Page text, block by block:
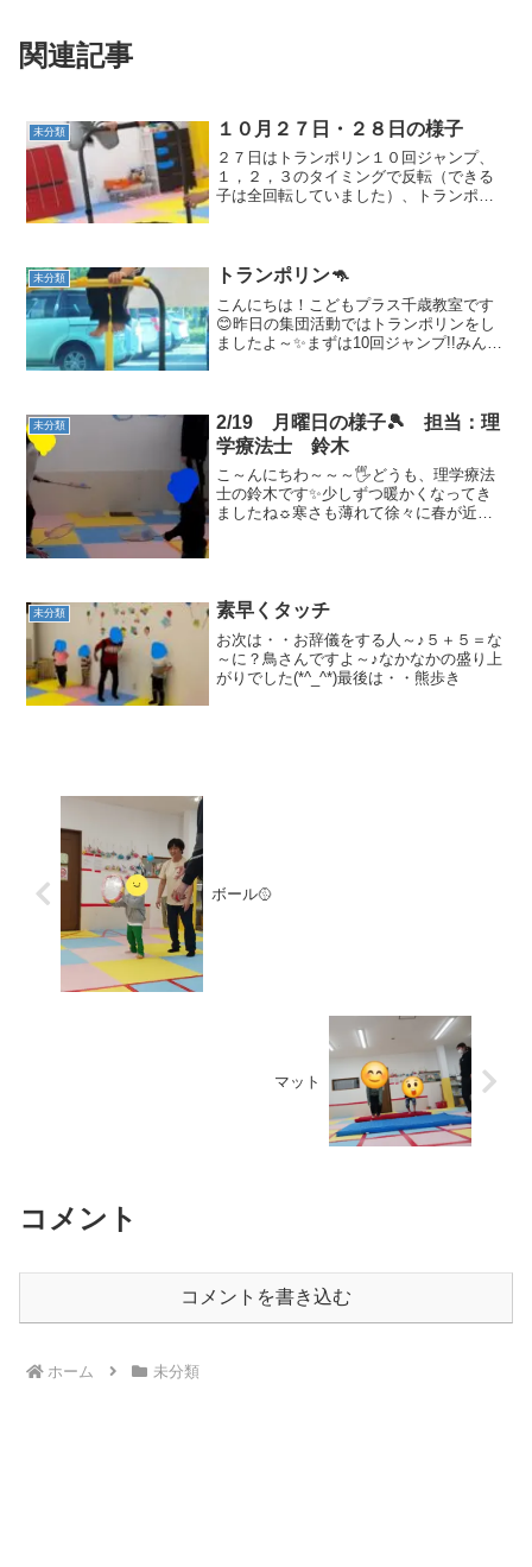
関連記事
未分類 １０月２７日・２８日の様子
２７日はトランポリン１０回ジャンプ、
１，２，３のタイミングで反転（できる
子は全回転していました）、トランポリ
ジしていました🙄🙄 待っ...
未分類 トランポリン🦘
こんにちは！こどもプラス千歳教室です
😊昨日の集団活動ではトランポリンをし
ましたよ～✨まずは10回ジャンプ!!みんな
ました😄ジャンプし...
未分類
2/19 月曜日の様子🎾 担当：理
学療法士 鈴木
こ～んにちわ～～～🖐どうも、理学療法
士の鈴木です✨少しずつ暖かくなってき
ましたね☼寒さも薄れて徐々に春が近づ
未分類 素早くタッチ
お次は・・お辞儀をする人～♪５＋５＝な
～に？鳥さんですよ～♪なかなかの盛り上
がりでした(*^_^*)最後は・・熊歩き
ボール🥎
マット
コメント
コメントを書き込む
ホーム 未分類